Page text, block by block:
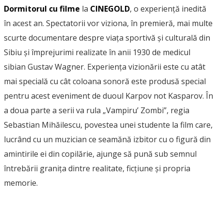
Dormitorul cu filme la CINEGOLD, o experiență inedită
în acest an. Spectatorii vor viziona, în premieră, mai multe
scurte documentare despre viața sportivă și culturală din
Sibiu și împrejurimi realizate în anii 1930 de medicul
sibian Gustav Wagner. Experiența vizionării este cu atât
mai specială cu cât coloana sonoră este produsă special
pentru acest eveniment de duoul Karpov not Kasparov. În
a doua parte a serii va rula „Vampiru’ Zombi”, regia
Sebastian Mihăilescu, povestea unei studente la film care,
lucrând cu un muzician ce seamănă izbitor cu o figură din
amintirile ei din copilărie, ajunge să pună sub semnul
întrebării granița dintre realitate, ficțiune și propria
memorie.